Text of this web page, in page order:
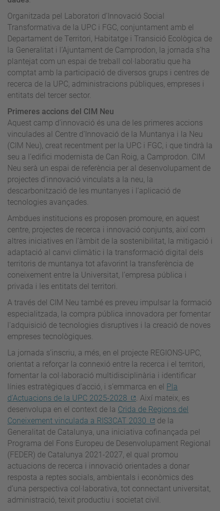
Organitzada pel Laboratori d’Innovació Social
Transformativa de la UPC i FGC, conjuntament amb el
Departament de Territori, Habitatge i Transició Ecològica de
la Generalitat i l’Ajuntament de Camprodon, la jornada s’ha
plantejat com un espai de treball col·laboratiu que ha
comptat amb la participació de diversos grups i centres de
recerca de la UPC, administracions públiques, empreses i
entitats del tercer sector.
Primeres accions del CIM Neu
Aquest camp d’innovació és una de les primeres accions
vinculades al Centre d’Innovació de la Muntanya i la Neu
(CIM Neu), creat recentment per la UPC i FGC, i que tindrà la
seu a l’edifici modernista de Can Roig, a Camprodon. CIM
Neu serà un espai de referència per al desenvolupament de
projectes d’innovació vinculats a la neu, la
descarbonització de les muntanyes i l’aplicació de
tecnologies avançades.
Ambdues institucions es proposen promoure, en aquest
centre, projectes de recerca i innovació conjunts, així com
altres iniciatives en l’àmbit de la sostenibilitat, la mitigació i
adaptació al canvi climàtic i la transformació digital dels
territoris de muntanya tot afavorint la transferència de
coneixement entre la Universitat, l’empresa pública i
privada i les entitats del territori.
A través del CIM Neu també es preveu impulsar la formació
especialitzada, la compra pública innovadora per fomentar
l'adquisició de tecnologies disruptives i la creació de noves
empreses tecnològiques.
La jornada s’inscriu, a més, en el projecte REGIONS-UPC,
orientat a reforçar la connexió entre la recerca i el territori,
fomentar la col·laboració multidisciplinària i identificar
línies estratègiques d'acció, i s’emmarca en el Pla
d'Actuacions de la UPC 2025-2028
. Així mateix, es
desenvolupa en el context de la Crida de Regions del
Coneixement vinculada a RIS3CAT 2030
de la
Generalitat de Catalunya, una iniciativa cofinançada pel
Programa del Fons Europeu de Desenvolupament Regional
(FEDER) de Catalunya 2021-2027, el qual promou
actuacions de recerca i innovació orientades a donar
resposta a reptes socials, ambientals i econòmics des
d’una perspectiva col·laborativa, tot connectant universitat,
administració, teixit productiu i societat civil.